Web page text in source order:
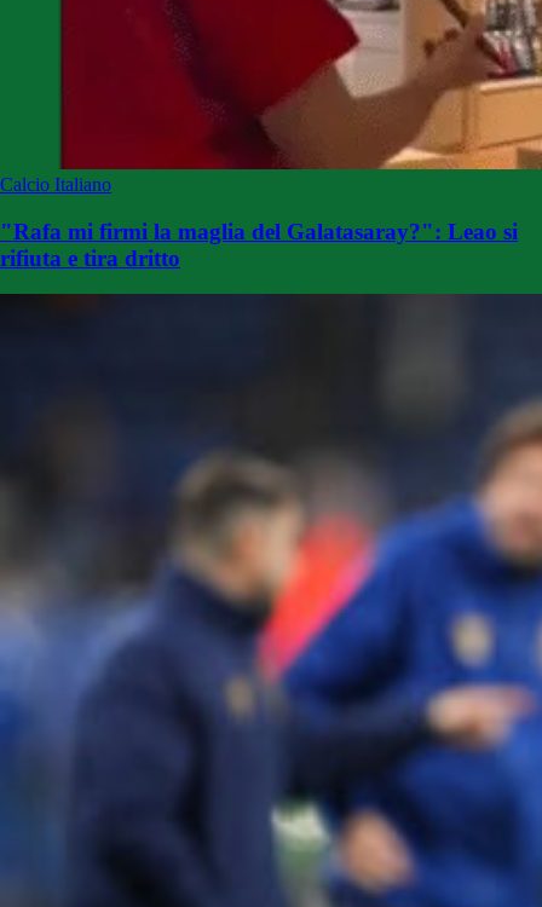
Calcio Italiano
"Rafa mi firmi la maglia del Galatasaray?": Leao si
rifiuta e tira dritto